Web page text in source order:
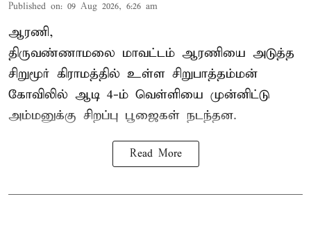
Published on: 09 Aug 2026, 6:26 am
ஆரணி,
திருவண்ணாமலை மாவட்டம் ஆரணியை அடுத்த
சிறுமூர் கிராமத்தில் உள்ள சிறுபாத்தம்மன்
கோவிலில் ஆடி 4-ம் வெள்ளியை முன்னிட்டு
அம்மனுக்கு சிறப்பு பூஜைகள் நடந்தன.
Read More